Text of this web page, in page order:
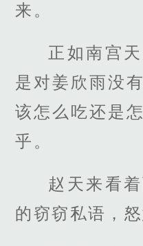
来。
正如南宫
是对姜欣雨没
该怎么吃还是
乎。
赵天来看
的窃窃私语，怒